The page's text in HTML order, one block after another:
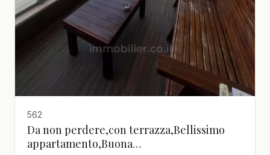
562
Da non perdere,con terrazza,Bellissimo
appartamento,Buona